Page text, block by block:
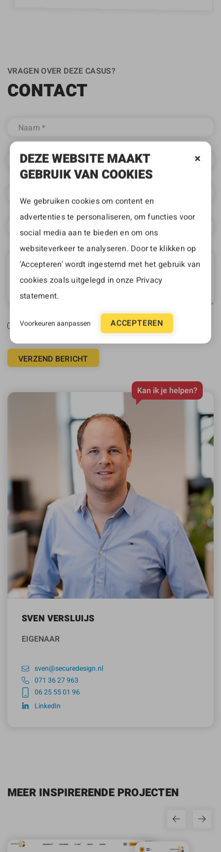
VRAGEN OVER DEZE CASUS?
CONTACT
Ja, ik ga akkoord met de privacy statement
VERZEND BERICHT
Kan ik je helpen?
SVEN VERSLUIJS
EIGENAAR
sven@securedesign.nl
071 36 27 963
06 25 55 01 96
LinkedIn
MEER INSPIRERENDE PROJECTEN
DEZE WEBSITE MAAKT
GEBRUIK VAN COOKIES
We gebruiken cookies om content en
advertenties te personaliseren, om functies voor
social media aan te bieden en om ons
websiteverkeer te analyseren. Door te klikken op
'Accepteren' wordt ingestemd met het gebruik van
cookies zoals uitgelegd in onze Privacy
statement.
Voorkeuren aanpassen ACCEPTEREN